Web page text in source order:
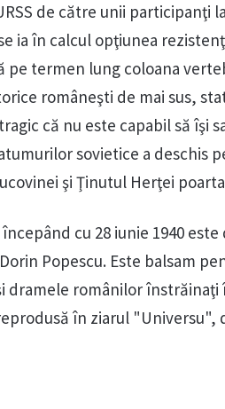
de către unii participanţi
ia în calcul opţiunea
pe termen lung coloana
româneşti de mai sus,
că nu este capabil să îşi
sovietice a deschis
şi Ţinutul Herţei
începând cu 28 iunie 1940
Popescu. Este balsam
dramele românilor înstrăinaţi
în ziarul "Universu",